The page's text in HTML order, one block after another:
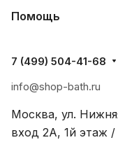
Помощь
7 (499) 504-41-68
info@shop-bath.ru
Москва, ул.
вход 2A, 1й этаж